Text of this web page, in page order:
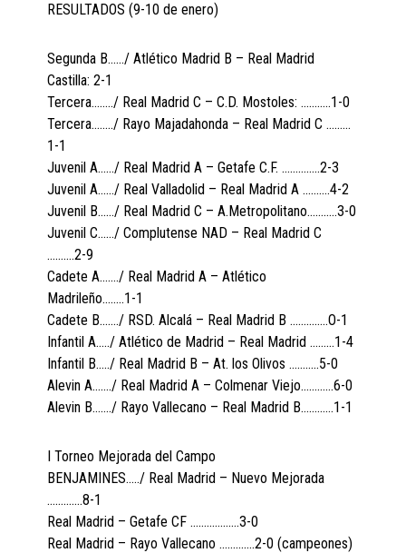
RESULTADOS (9-10 de enero)
Segunda B……/ Atlético Madrid B – Real Madrid
Castilla: 2-1
Tercera……../ Real Madrid C – C.D. Mostoles: ………..1-0
Tercera……../ Rayo Majadahonda – Real Madrid C ………
1-1
Juvenil A……/ Real Madrid A – Getafe C.F. …………..2-3
Juvenil A……/ Real Valladolid – Real Madrid A ……….4-2
Juvenil B……/ Real Madrid C – A.Metropolitano………..3-0
Juvenil C……/ Complutense NAD – Real Madrid C
……….2-9
Cadete A……./ Real Madrid A – Atlético
Madrileño……..1-1
Cadete B……./ RSD. Alcalá – Real Madrid B …………..O-1
Infantil A…../ Atlético de Madrid – Real Madrid ………1-4
Infantil B…../ Real Madrid B – At. los Olivos ………..5-0
Alevin A……./ Real Madrid A – Colmenar Viejo…………6-0
Alevin B……./ Rayo Vallecano – Real Madrid B…………1-1
I Torneo Mejorada del Campo
BENJAMINES…../ Real Madrid – Nuevo Mejorada
………….8-1
Real Madrid – Getafe CF ………………3-0
Real Madrid – Rayo Vallecano ………….2-0 (campeones)